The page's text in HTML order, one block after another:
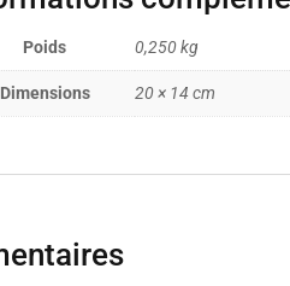
Poids 0,250 kg
Dimensions 20 × 14 cm